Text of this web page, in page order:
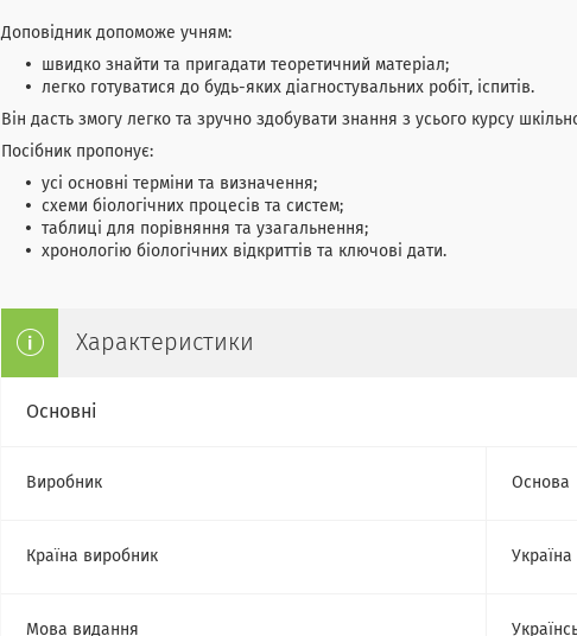
Доповідник допоможе учням:
швидко знайти та пригадати теоретичний матеріал;
легко готуватися до будь-яких діагностувальних робіт, іспитів.
Він дасть змогу легко та зручно здобувати знання з усього курсу
Посібник пропонує:
усі основні терміни та визначення;
схеми біологічних процесів та систем;
таблиці для порівняння та узагальнення;
хронологію біологічних відкриттів та ключові дати.
Характеристики
Основні
Виробник Основа
Країна виробник Україна
Мова видання